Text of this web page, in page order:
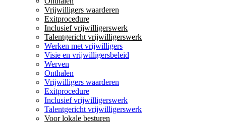
Vrijwilligers waarderen
Exitprocedure
Inclusief vrijwilligerswerk
Talentgericht vrijwilligerswerk
Werken met vrijwilligers
Visie en vrijwilligersbeleid
Werven
Onthalen
Vrijwilligers waarderen
Exitprocedure
Inclusief vrijwilligerswerk
Talentgericht vrijwilligerswerk
Voor lokale besturen